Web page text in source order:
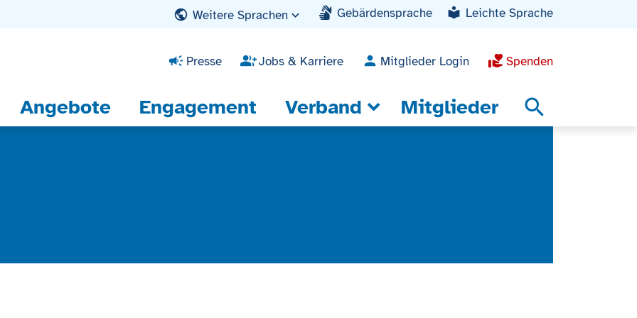
Weitere Sprachen Gebärdensprache Leichte Sprache
Presse Jobs & Karriere Mitglieder Login Spenden
Angebote Engagement Verband Mitglieder search